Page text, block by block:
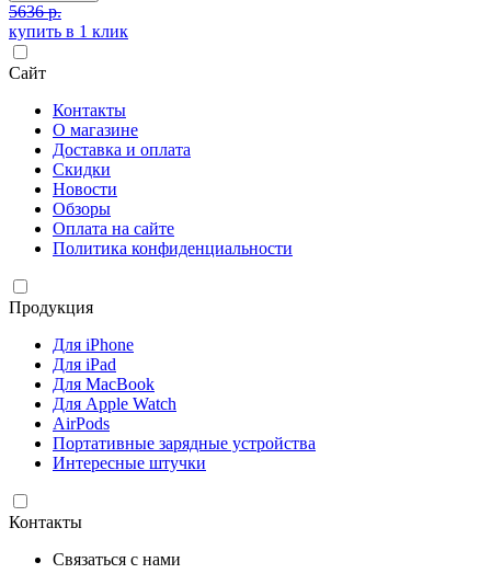
5636 р.
купить в 1 клик
Сайт
Контакты
О магазине
Доставка и оплата
Скидки
Новости
Обзоры
Оплата на сайте
Политика конфиденциальности
Продукция
Для iPhone
Для iPad
Для MacBook
Для Apple Watch
AirPods
Портативные зарядные устройства
Интересные штучки
Контакты
Связаться с нами